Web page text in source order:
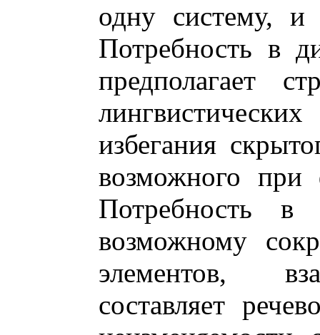
одну систему,
Потребность в
предполагает
избегания
возможного при
Потребность в
возможному
элементов,
составляет